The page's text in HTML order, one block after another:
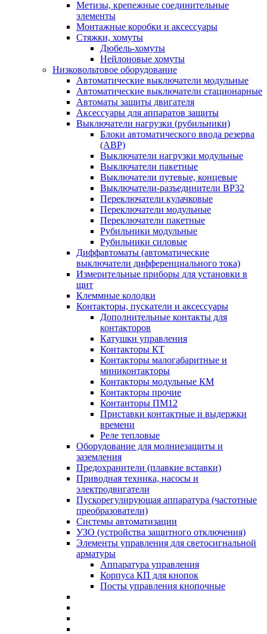
Метизы, крепежные соединительные
элементы
Монтажные коробки и аксессуары
Стяжки, хомуты
Дюбель-хомуты
Нейлоновые хомуты
Низковольтовое оборудование
Автоматические выключатели модульные
Автоматические выключатели стационарные
Автоматы защиты двигателя
Аксессуары для аппаратов защиты
Выключатели нагрузки (рубильники)
Блоки автоматического ввода резерва
(АВР)
Выключатели нагрузки модульные
Выключатели пакетные
Выключатели путевые, концевые
Выключатели-разъединители ВР32
Переключатели кулачковые
Переключатели модульные
Переключатели пакетные
Рубильники модульные
Рубильники силовые
Диффавтоматы (автоматические
выключатели дифференциального тока)
Измерительные приборы для установки в
щит
Клеммные колодки
Контакторы, пускатели и аксессуары
Дополнительные контакты для
контакторов
Катушки управления
Контакторы КТ
Контакторы малогабаритные и
миниконтакторы
Контакторы модульные КМ
Контакторы прочие
Контанторы ПМ12
Приставки контактные и выдержки
времени
Реле тепловые
Оборудование для молниезащиты и
заземления
Предохранители (плавкие вставки)
Приводная техника, насосы и
электродвигатели
Пускорегулирующая аппаратура (частотные
преобразователи)
Системы автоматизации
УЗО (устройства защитного отключения)
Элементы управления для светосигнальной
арматуры
Аппаратура управления
Корпуса КП для кнопок
Посты управления кнопочные